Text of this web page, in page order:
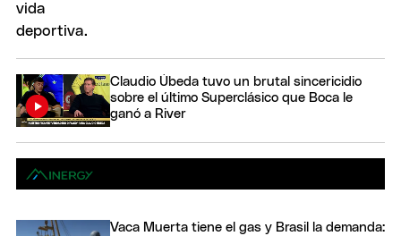
Claudio Úbeda tuvo un brutal sincericidio
sobre el último Superclásico que Boca le
ganó a River
Vaca Muerta tiene el gas y Brasil la demanda: